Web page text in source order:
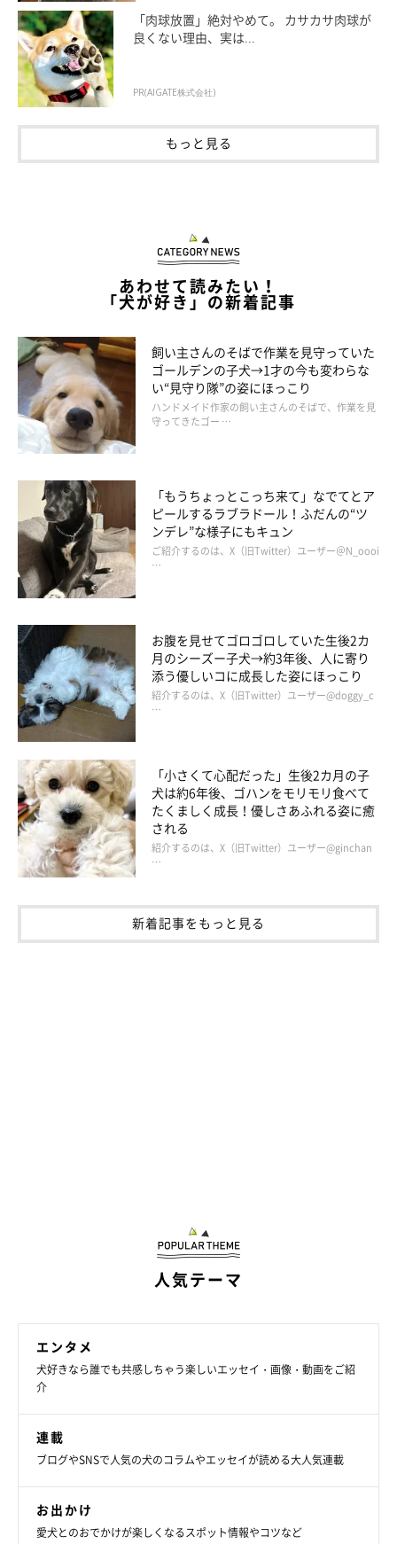
「肉球放置」絶対やめて。 カサカサ肉球が
良くない理由、実は...
PR(AIGATE株式会社)
もっと見る
あわせて読みたい！
「犬が好き」の新着記事
飼い主さんのそばで作業を見守っていた
ゴールデンの子犬→1才の今も変わらな
い“見守り隊”の姿にほっこり
ハンドメイド作家の飼い主さんのそばで、作業を見
守ってきたゴー …
「もうちょっとこっち来て」なでてとア
ピールするラブラドール！ふだんの“ツ
ンデレ”な様子にもキュン
ご紹介するのは、X（旧Twitter）ユーザー＠N_oooi
…
お腹を見せてゴロゴロしていた生後2カ
月のシーズー子犬→約3年後、人に寄り
添う優しいコに成長した姿にほっこり
紹介するのは、X（旧Twitter）ユーザー@doggy_c
…
「小さくて心配だった」生後2カ月の子
犬は約6年後、ゴハンをモリモリ食べて
たくましく成長！優しさあふれる姿に癒
される
紹介するのは、X（旧Twitter）ユーザー@ginchan
…
新着記事をもっと見る
人気テーマ
エンタメ
犬好きなら誰でも共感しちゃう楽しいエッセイ・画像・動画をご紹
介
連載
ブログやSNSで人気の犬のコラムやエッセイが読める大人気連載
お出かけ
愛犬とのおでかけが楽しくなるスポット情報やコツなど